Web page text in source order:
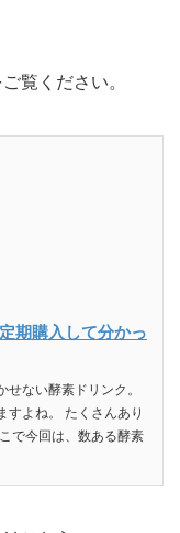
覧ください。
期購入して分かっ
ない酵素ドリンク。
すよね。 たくさんあり
で今回は、数ある酵素